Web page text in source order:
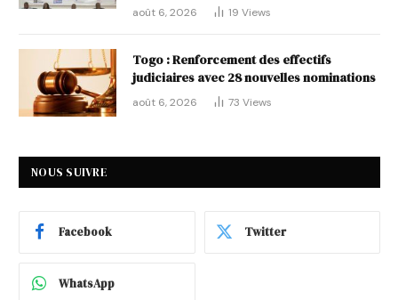
août 6, 2026 19 Views
Togo : Renforcement des effectifs
judiciaires avec 28 nouvelles nominations
août 6, 2026 73 Views
NOUS SUIVRE
Facebook Twitter
WhatsApp